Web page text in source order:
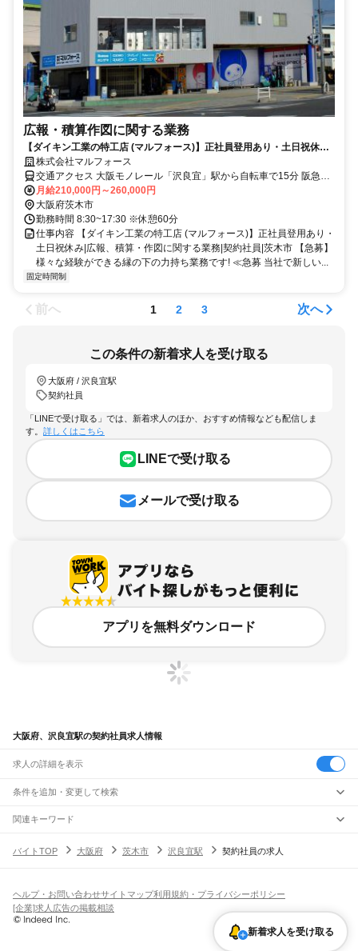
広報・積算作図に関する業務
【ダイキン工業の特工店 (マルフォース)】正社員登用あり・土日祝休み|
広報、積算・作図に関する業務|契約社員|茨木市
株式会社マルフォース
交通アクセス 大阪モノレール「沢良宜」駅から自転車で15分 阪急
「茨木駅」、ＪＲ「茨木駅」からバス15分、降車後徒歩15分 ◇車、
バイク、自転車通勤ＯＫ
月給210,000円～260,000円
大阪府茨木市
勤務時間 8:30~17:30 ※休憩60分
仕事内容 【ダイキン工業の特工店 (マルフォース)】正社員登用あり・
土日祝休み|広報、積算・作図に関する業務|契約社員|茨木市 【急募】
様々な経験ができる縁の下の力持ち業務です! ≪急募 当社で新しい...
固定時間制
前へ 1 2 3 次へ
この条件の新着求人を受け取る
大阪府 / 沢良宜駅
契約社員
「LINEで受け取る」では、新着求人のほか、おすすめ情報なども配信しま
す。 詳しくはこちら
LINEで受け取る
メールで受け取る
アプリを無料ダウンロード
大阪府、沢良宜駅の契約社員求人情報
求人の詳細を表示
条件を追加・変更して検索
市区町村を追加・変更
大阪府すべて
生野区旭区城東区阿倍野区 住吉区東住吉区西成区淀川区 鶴見区
平野区北区中央区
駅を追加・変更
島本駅 高槻駅摂津富田駅 JR総持寺駅茨木駅 千里丘駅 岸辺駅吹田駅
新大阪駅大阪駅
JR神戸線(大阪～神戸)
飲食・フードサービス
飲食・フードサービス
ホールスタッフ
皿洗い・洗い場精肉・鮮魚加工
バー（BAR）・バーテンダー
飲食店（店長・マネージャー）
特徴を追加・変更
人気
髪型・髪色自由ひげOKネイルOK
留学生・外国人活躍中
関連キーワード
バイトTOP
大阪府 茨木市 沢良宜駅 契約社員の求人
新着求人を受け取る
ヘルプ・お問い合わせサイトマップ利用規約・プライバシーポリシー
[企業]求人広告の掲載相談